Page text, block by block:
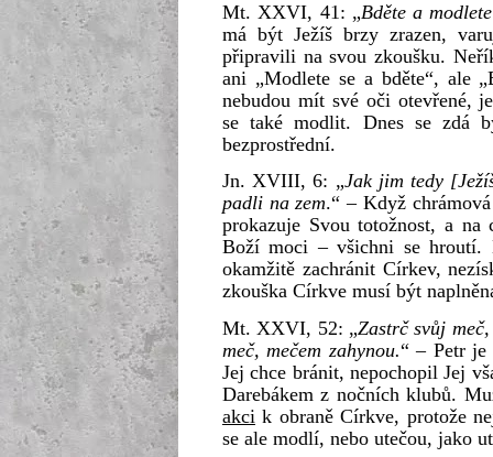
Mt. XXVI, 41: „Bděte a
má být Ježíš brzy zrazen,
připravili na svou zkoušku.
ani „Modlete se a bděte“, ale
nebudou mít své oči otevřené,
se také modlit. Dnes se zdá
bezprostřední.
Jn. XVIII, 6: „Jak jim tedy
padli na zem.“ – Když
prokazuje Svou totožnost, a
Boží moci – všichni se hroutí.
okamžitě zachránit Církev,
zkouška Církve musí být
Mt. XXVI, 52: „Zastrč svůj
meč, mečem zahynou.“ – Petr je
Jej chce bránit, nepochopil Jej
Darebákem z nočních klubů.
akci k obraně Církve, protože
se ale modlí, nebo utečou, jako